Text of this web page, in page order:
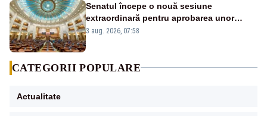
Senatul începe o nouă sesiune
extraordinară pentru aprobarea unor
jaloane din PNRR
3 aug. 2026, 07:58
CATEGORII POPULARE
Actualitate